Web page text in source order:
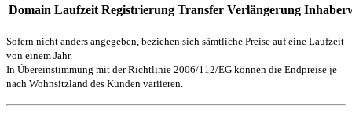
Domain Laufzeit Registrierung Transfer Verlängerung
Sofern nicht anders angegeben, beziehen sich sämtliche Preise auf eine Laufzeit
von einem Jahr.
In Übereinstimmung mit der Richtlinie 2006/112/EG können die Endpreise je
nach Wohnsitzland des Kunden variieren.